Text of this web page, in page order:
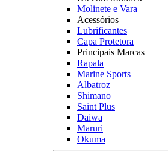
Molinete e Vara
Acessórios
Lubrificantes
Capa Protetora
Principais Marcas
Rapala
Marine Sports
Albatroz
Shimano
Saint Plus
Daiwa
Maruri
Okuma